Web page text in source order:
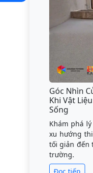
Góc Nhìn
Khi Vật
Sống
Khám phá
xu hướng
tối giản đến
trường.